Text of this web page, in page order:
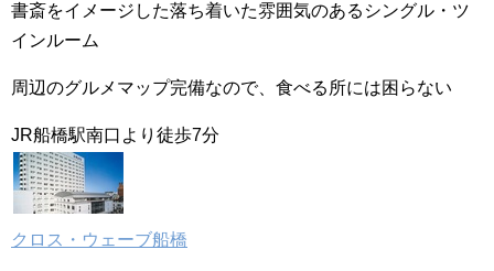
書斎をイメージした落ち着いた雰囲気のあるシングル・ツ
インルーム
周辺のグルメマップ完備なので、食べる所には困らない
JR船橋駅南口より徒歩7分
クロス・ウェーブ船橋